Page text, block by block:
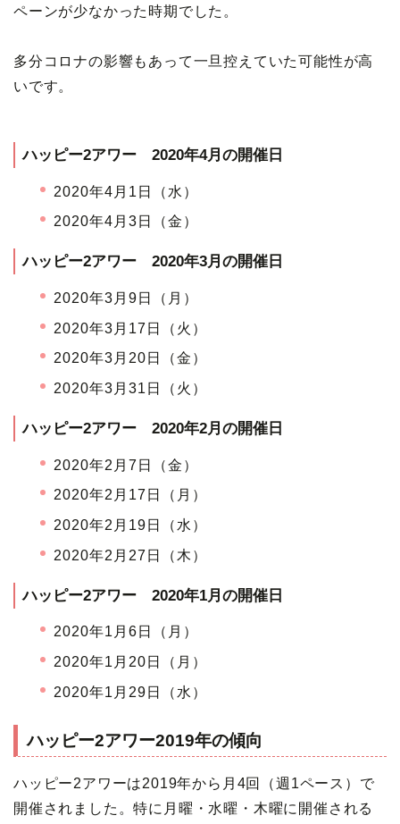
ペーンが少なかった時期でした。
多分コロナの影響もあって一旦控えていた可能性が高
いです。
ハッピー2アワー 2020年4月の開催日
2020年4月1日（水）
2020年4月3日（金）
ハッピー2アワー 2020年3月の開催日
2020年3月9日（月）
2020年3月17日（火）
2020年3月20日（金）
2020年3月31日（火）
ハッピー2アワー 2020年2月の開催日
2020年2月7日（金）
2020年2月17日（月）
2020年2月19日（水）
2020年2月27日（木）
ハッピー2アワー 2020年1月の開催日
2020年1月6日（月）
2020年1月20日（月）
2020年1月29日（水）
ハッピー2アワー2019年の傾向
ハッピー2アワーは2019年から月4回（週1ペース）で
開催されました。特に月曜・水曜・木曜に開催される